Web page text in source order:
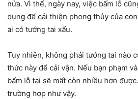
nửa. Vì thế, ngày nay, việc bấm lỗ
dụng để cải thiện phong thủy của
ai có tướng tai xấu.
Tuy nhiên, không phải tướng tai nào
thức này để cải vận. Nếu bạn phạm
bấm lỗ tai sẽ mất còn nhiều hơn
trường hợp như vậy.